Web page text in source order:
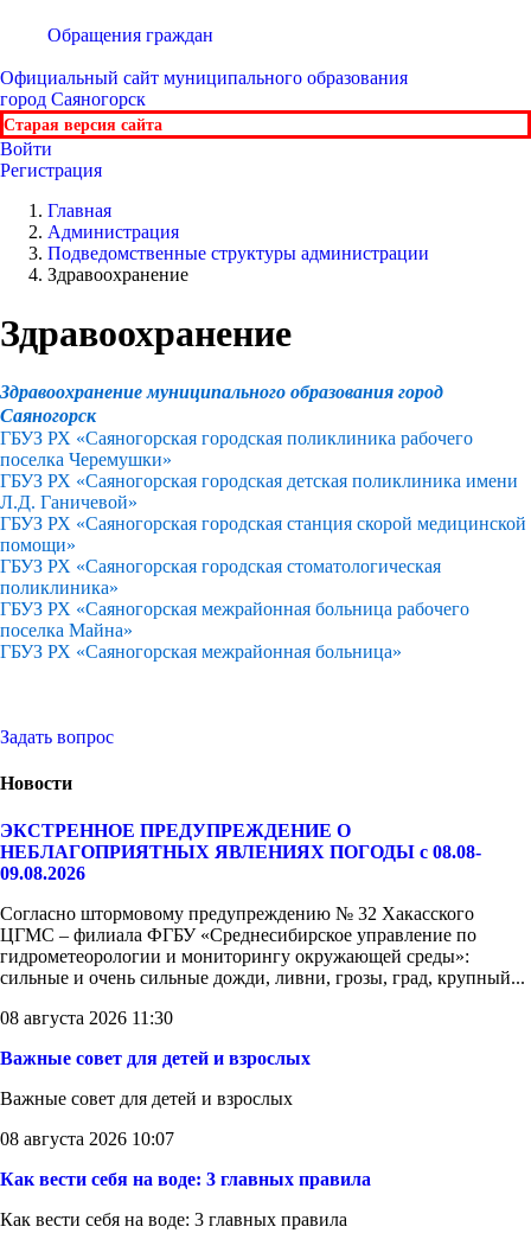
Обращения граждан
Официальный сайт муниципального образования
город Саяногорск
Старая версия сайта
Войти
Регистрация
Главная
Администрация
Подведомственные структуры администрации
Здравоохранение
Здравоохранение
Здравоохранение муниципального образования город
Саяногорск
ГБУЗ РХ «Саяногорская городская поликлиника рабочего
поселка Черемушки»
ГБУЗ РХ «Саяногорская городская детская поликлиника имени
Л.Д. Ганичевой»
ГБУЗ РХ «Саяногорская городская станция скорой медицинской
помощи»
ГБУЗ РХ «Саяногорская городская стоматологическая
поликлиника»
ГБУЗ РХ «Саяногорская межрайонная больница рабочего
поселка Майна»
ГБУЗ РХ «Саяногорская межрайонная больница»
Задать вопрос
Новости
ЭКСТРЕННОЕ ПРЕДУПРЕЖДЕНИЕ О
НЕБЛАГОПРИЯТНЫХ ЯВЛЕНИЯХ ПОГОДЫ с 08.08-
09.08.2026
Согласно штормовому предупреждению № 32 Хакасского
ЦГМС – филиала ФГБУ «Среднесибирское управление по
гидрометеорологии и мониторингу окружающей среды»:
сильные и очень сильные дожди, ливни, грозы, град, крупный...
08 августа 2026 11:30
Важные совет для детей и взрослых
Важные совет для детей и взрослых
08 августа 2026 10:07
Как вести себя на воде: 3 главных правила
Как вести себя на воде: 3 главных правила